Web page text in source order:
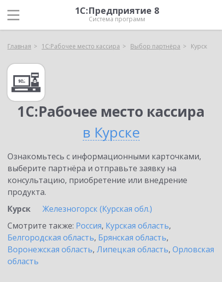
1С:Предприятие 8
Система программ
Главная 1С:Рабочее место кассира Выбор партнёра Курск
1С:Рабочее место кассира
в Курске
Ознакомьтесь с информационными карточками,
выберите партнёра и отправьте заявку на
консультацию, приобретение или внедрение
продукта.
Курск
Железногорск (Курская обл.)
Смотрите также: Россия, Курская область,
Белгородская область, Брянская область,
Воронежская область, Липецкая область, Орловская
область